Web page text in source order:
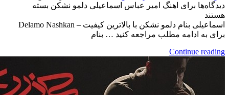
برای اهنگ امیر عباس اسماعیلی دلمو نشکنبسته
اسماعیلی بنام دلمو نشکن با بالاترین کیفیت – Delamo Nashkan
مطلب مراجعه کنید … بنام